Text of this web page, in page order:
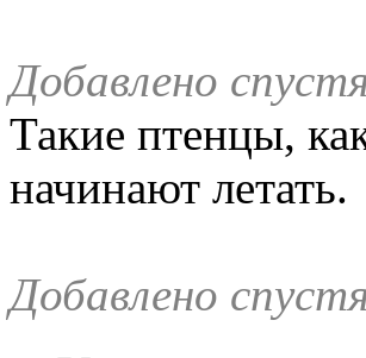
Добавлено
Такие птенцы,
начинают летать.
Добавлено